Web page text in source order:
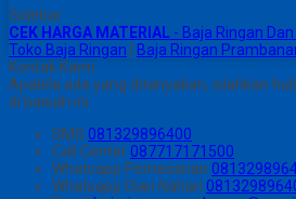
Sidebar
CEK HARGA MATERIAL - Baja Ringan
Toko Baja Ringan
Baja Ringan
Kontak Kami
Apabila ada yang ditanyakan, silahkan
di bawah ini.
SMS 081329896400
Call Center 087717171500
Whatsapp Pemesanan
Whatsapp Dian Nahari